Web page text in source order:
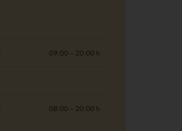
09:00 – 20:00 h
08:00 – 20:00 h